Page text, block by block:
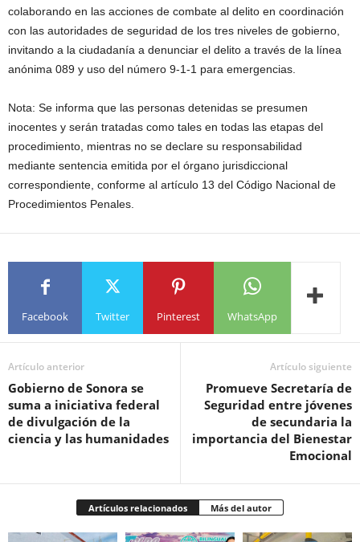
colaborando en las acciones de combate al delito en coordinación
con las autoridades de seguridad de los tres niveles de gobierno,
invitando a la ciudadanía a denunciar el delito a través de la línea
anónima 089 y uso del número 9-1-1 para emergencias.
Nota: Se informa que las personas detenidas se presumen
inocentes y serán tratadas como tales en todas las etapas del
procedimiento, mientras no se declare su responsabilidad
mediante sentencia emitida por el órgano jurisdiccional
correspondiente, conforme al artículo 13 del Código Nacional de
Procedimientos Penales.
Facebook Twitter Pinterest WhatsApp
Artículo anterior
Gobierno de Sonora se
suma a iniciativa federal
de divulgación de la
ciencia y las humanidades
Artículo siguiente
Promueve Secretaría de
Seguridad entre jóvenes
de secundaria la
importancia del Bienestar
Emocional
Artículos relacionados Más del autor